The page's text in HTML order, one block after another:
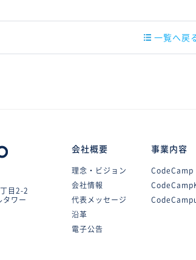
一覧へ戻
目2-2
ワー
会社概要
理念・ビジョン
会社情報
代表メッセージ
沿革
電子公告
事業内容
CodeCamp